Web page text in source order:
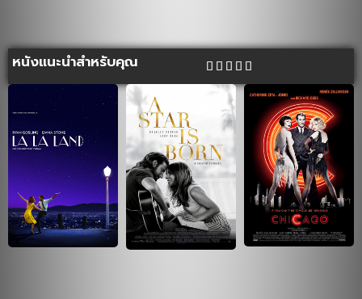
หนังแนะนำสำหรับคุณ     